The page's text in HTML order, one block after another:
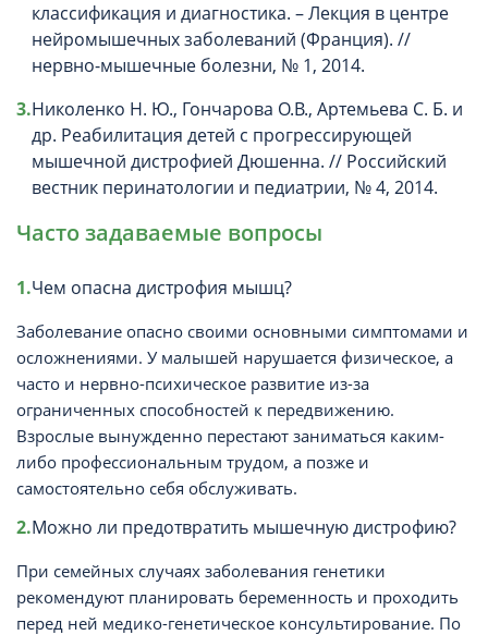
классификация и диагностика. – Лекция в центре
нейромышечных заболеваний (Франция). //
нервно-мышечные болезни, № 1, 2014.
Николенко Н. Ю., Гончарова О.В., Артемьева С. Б. и
др. Реабилитация детей с прогрессирующей
мышечной дистрофией Дюшенна. // Российский
вестник перинатологии и педиатрии, № 4, 2014.
Часто задаваемые вопросы
Чем опасна дистрофия мышц?
Заболевание опасно своими основными симптомами и
осложнениями. У малышей нарушается физическое, а
часто и нервно-психическое развитие из-за
ограниченных способностей к передвижению.
Взрослые вынужденно перестают заниматься каким-
либо профессиональным трудом, а позже и
самостоятельно себя обслуживать.
Можно ли предотвратить мышечную дистрофию?
При семейных случаях заболевания генетики
рекомендуют планировать беременность и проходить
перед ней медико-генетическое консультирование. По